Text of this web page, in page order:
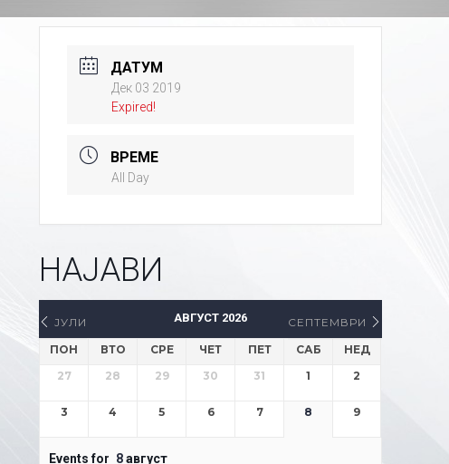
ДАТУМ
Дек 03 2019
Expired!
ВРЕМЕ
All Day
НАЈАВИ
ЈУЛИ АВГУСТ 2026
СЕПТЕМВРИ
ПОН
ВТО СРЕ ЧЕТ ПЕТ САБ
НЕД
27
28 29 30 31 1 2
3 4 5 6 7 8 9
Events for 8август